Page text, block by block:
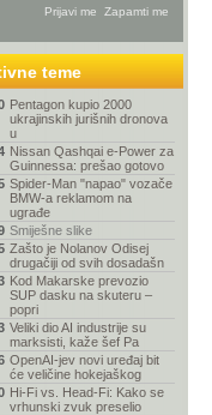
teme
Pentagon kupio 2000
ukrajinskih jurišnih dronova
u
Nissan Qashqai e-Power za
Guinnessa: prešao gotovo
Spider-Man "napao" vozače
BMW-a reklamom na
ugrađe
Smiješne slike
Zašto je Nolanov Odisej
drugačiji od svih dosadašn
Kod Makarske prevozio
SUP dasku na skuteru –
popri
Veliki dio AI industrije su
marksisti, kaže šef Pa
OpenAI-jev novi uređaj bit
će veličine hokejaškog
Hi-Fi vs. Head-Fi: Kako se
vrhunski zvuk preselio